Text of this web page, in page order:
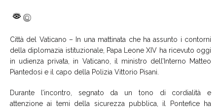
Città del Vaticano – In una mattinata che ha assunto i contorni
della diplomazia istituzionale, Papa Leone XIV ha ricevuto oggi
in udienza privata, in Vaticano, il ministro dell’Interno Matteo
Piantedosi e il capo della Polizia Vittorio Pisani.
Durante l’incontro, segnato da un tono di cordialità e
attenzione ai temi della sicurezza pubblica, il Pontefice ha